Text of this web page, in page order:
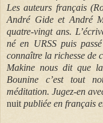
Les auteurs français
André Gide et André
quatre-vingt ans.
né en URSS puis
connaître la richesse de
Makine nous dit que
Bounine c’est tout
méditation. Jugez-en
nuit publiée en français